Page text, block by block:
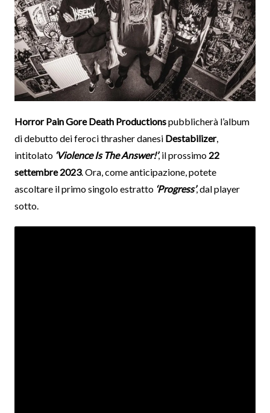
Horror Pain Gore Death Productionspubblicherà l’album
di debutto dei feroci thrasher danesi Destabilizer,
intitolato ‘Violence Is The Answer!’, il prossimo 22
settembre 2023. Ora, come anticipazione, potete
ascoltare il primo singolo estratto ‘Progress’, dal player
sotto.